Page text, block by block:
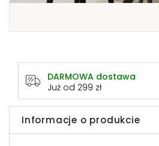
DARMOWA dostawa
Już od 299 zł
Informacje o produkcie